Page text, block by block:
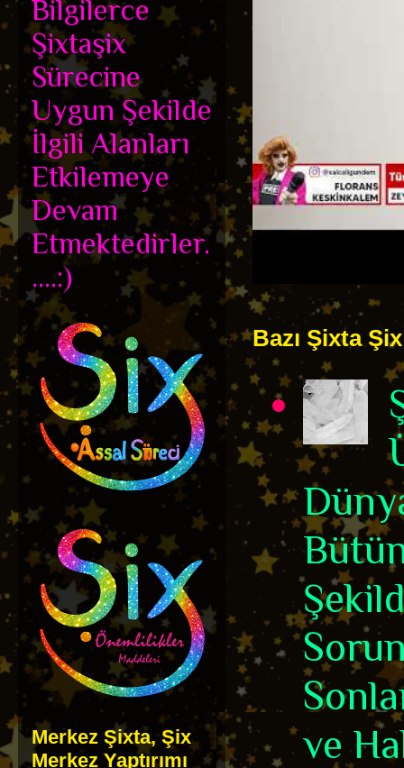
Bazı Şixta
ve
Bilgilerce
Şixtaşix
Sürecine
Uygun Şekilde
İlgili Alanları
Etkilemeye
Devam
Etmektedirler.
....:)
Merkez Şixta, Şix
Merkez Yaptırımı